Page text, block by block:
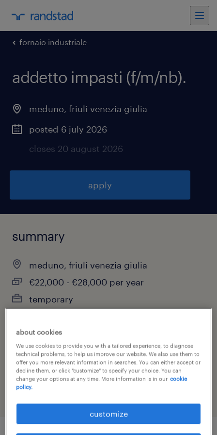
fornaio industriale
addetto impasti (f/m/nb).
meduno, friuli venezia giulia
posted 6 july 2026
closes 20 august 2026
apply
summary
meduno, friuli venezia giulia
€22,000 - €28,000 per year
temporary
job category
other
about cookies
We use cookies to provide you with a tailored experience, to diagnose
technical problems, to help us improve our website. We also use them to
offer you more relevant information in searches. You can either accept or
decline them, or click "customize" to specify your choice. You can
change your options at any time. More information is in our cookie
policy.
customize